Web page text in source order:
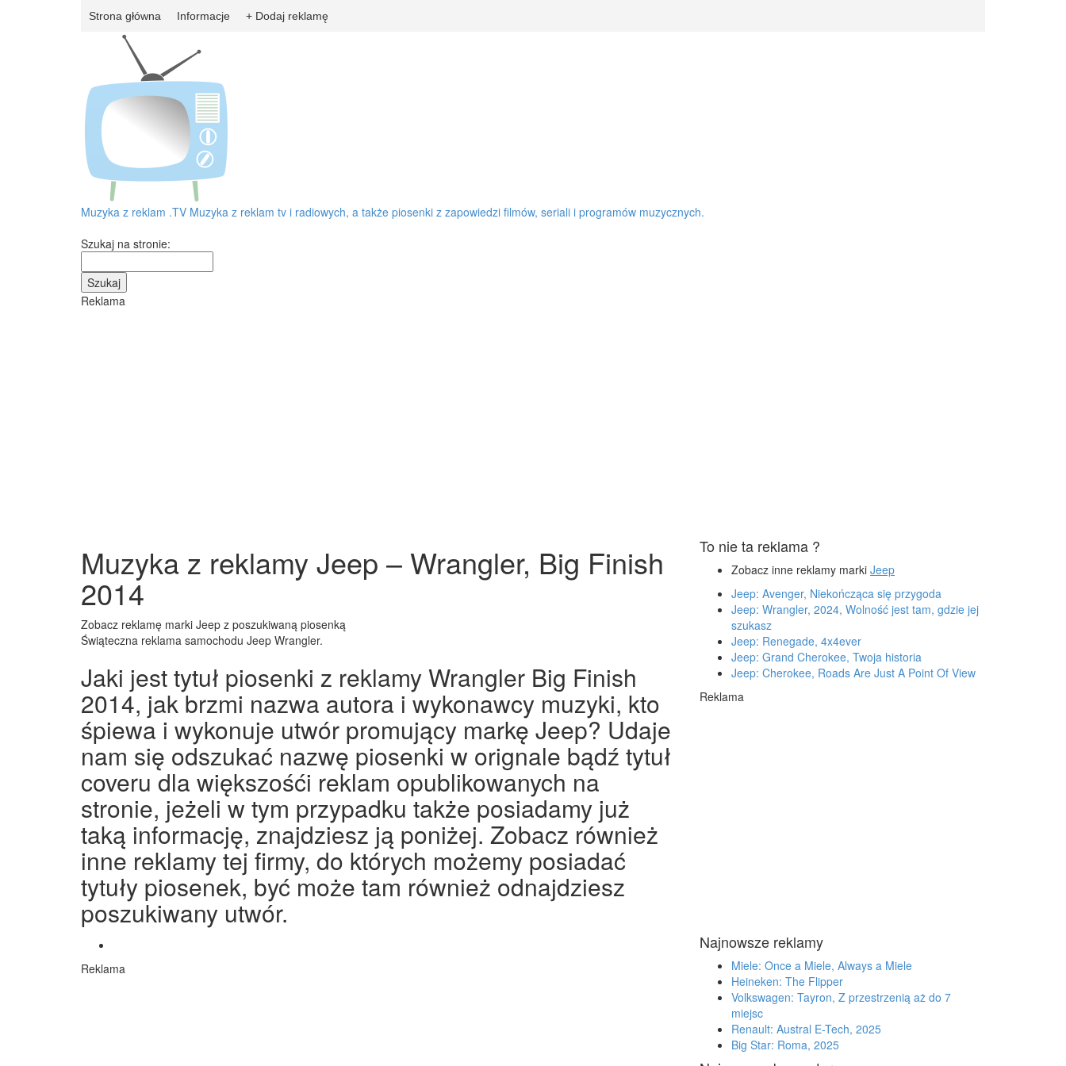
Strona główna Informacje + Dodaj reklamę
Muzyka z reklam .TV Muzyka z reklam tv i radiowych, a także piosenki z zapowiedzi filmów, seriali i programów muzycznych.
Szukaj na stronie:
Reklama
Muzyka z reklamy Jeep – Wrangler, Big Finish
2014
Zobacz reklamę marki Jeep z poszukiwaną piosenką
Świąteczna reklama samochodu Jeep Wrangler.
Jaki jest tytuł piosenki z reklamy Wrangler Big Finish
2014, jak brzmi nazwa autora i wykonawcy muzyki, kto
śpiewa i wykonuje utwór promujący markę Jeep? Udaje
nam się odszukać nazwę piosenki w orignale bądź tytuł
coveru dla większośći reklam opublikowanych na
stronie, jeżeli w tym przypadku także posiadamy już
taką informację, znajdziesz ją poniżej. Zobacz również
inne reklamy tej firmy, do których możemy posiadać
tytuły piosenek, być może tam również odnajdziesz
poszukiwany utwór.
Reklama
To nie ta reklama ?
Zobacz inne reklamy marki Jeep
Jeep: Avenger, Niekończąca się przygoda
Jeep: Wrangler, 2024, Wolność jest tam, gdzie jej
szukasz
Jeep: Renegade, 4x4ever
Jeep: Grand Cherokee, Twoja historia
Jeep: Cherokee, Roads Are Just A Point Of View
Reklama
Najnowsze reklamy
Miele: Once a Miele, Always a Miele
Heineken: The Flipper
Volkswagen: Tayron, Z przestrzenią aż do 7
miejsc
Renault: Austral E-Tech, 2025
Big Star: Roma, 2025